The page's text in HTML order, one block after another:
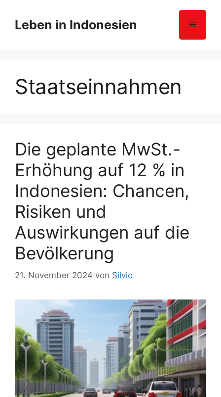
Leben in Indonesien Menü
Staatseinnahmen
Die geplante MwSt.-
Erhöhung auf 12 % in
Indonesien: Chancen,
Risiken und
Auswirkungen auf die
Bevölkerung
21. November 2024 von Silvio